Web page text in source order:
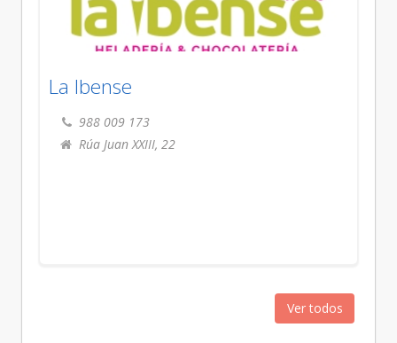
La Ibense
988 009 173
Rúa Juan XXIII, 22
Ver todos